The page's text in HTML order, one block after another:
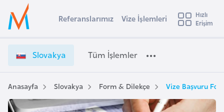
Ülke Seçimi
Başvuru yapmak istediğiniz ülkeyi seçin
Üye
Girişi
l
v
a
k
y
a
e
t
Referanslarımız Vize İşlemleri
Hızlı
Erişim
Slovakya Tüm İşlemler
Anasayfa Slovakya Form & Dilekçe Vize Başvuru
s
t
r
a